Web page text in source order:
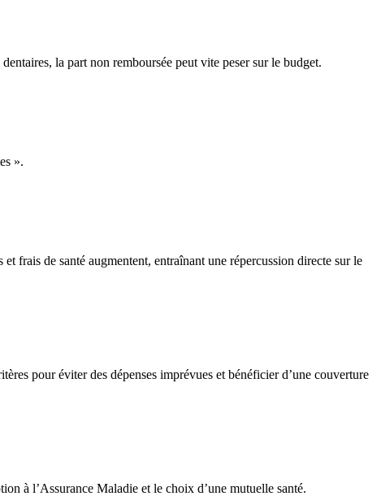
la part non remboursée peut vite peser sur le budget.
».
frais de santé augmentent, entraînant une répercussion directe sur le
pour éviter des dépenses imprévues et bénéficier d’une couverture
à l’Assurance Maladie et le choix d’une mutuelle santé.